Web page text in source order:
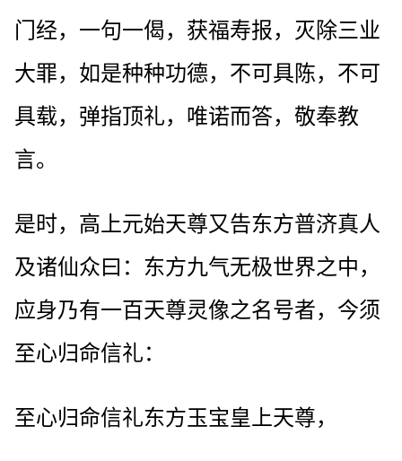
门经，一句一偈，获福寿报，灭除三业
大罪，如是种种功德，不可具陈，不可
具载，弹指顶礼，唯诺而答，敬奉教
言。
是时，高上元始天尊又告东方普济真人
及诸仙众曰：东方九气无极世界之中，
应身乃有一百天尊灵像之名号者，今须
至心归命信礼：
至心归命信礼东方玉宝皇上天尊，